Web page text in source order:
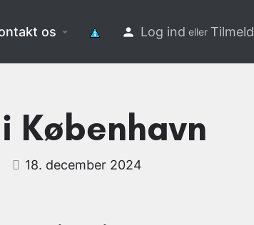
os Log ind eller Tilmeld
København
18. december 2024